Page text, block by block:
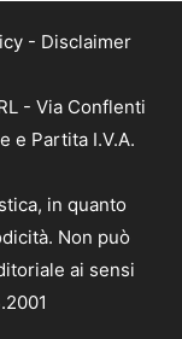
- Disclaimer
- Via Conflenti
e Partita I.V.A.
in quanto
Non può
ai sensi